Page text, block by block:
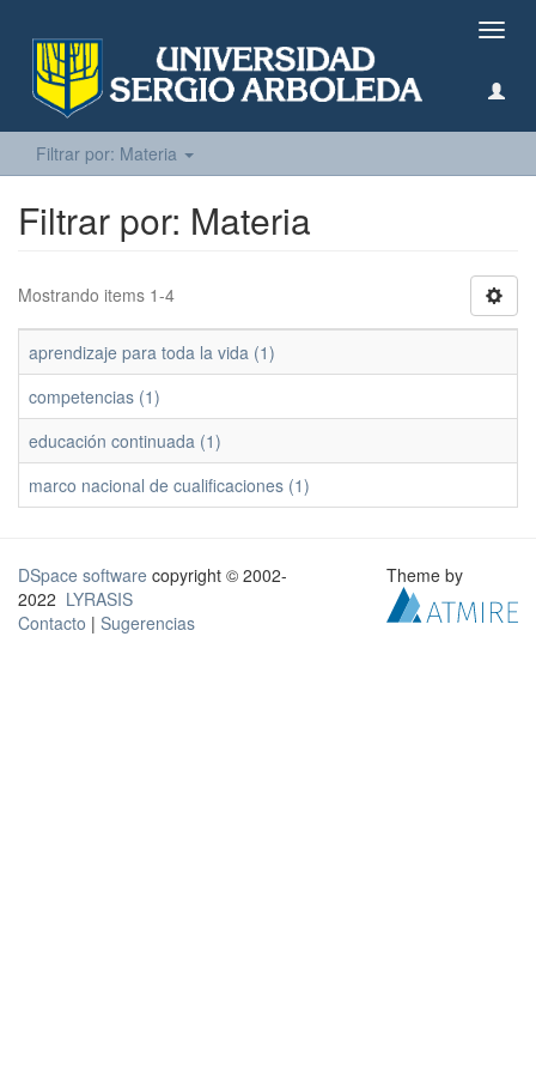
Filtrar por: Materia
Filtrar por: Materia
Mostrando items 1-4
aprendizaje para toda la vida (1)
competencias (1)
educación continuada (1)
marco nacional de cualificaciones (1)
DSpace software copyright © 2002-
2022 LYRASIS
Contacto | Sugerencias
Theme by